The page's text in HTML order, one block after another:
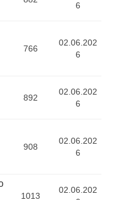
6
766
02.06.202
6
892
02.06.202
6
908
02.06.202
6
1013
02.06.202